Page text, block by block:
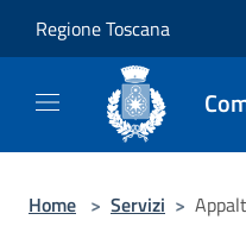
Regione Toscana
Home > Servizi >